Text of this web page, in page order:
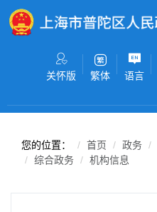
无障碍操作说明
关怀版 繁体 语言
您的位置： 首页 政务
综合政务
机构信息